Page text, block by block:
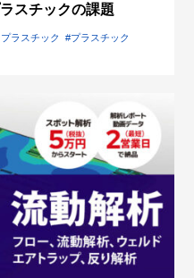
スチックの課題
ラスチック
#プラスチック